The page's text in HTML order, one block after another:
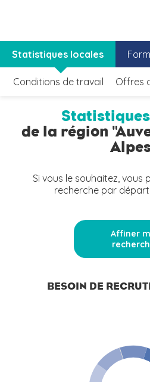
Statistiques locales
Conditions de travail Offres
de la région
Si vous le souhaitez, vous
recherche par
Affiner
BESOIN DE